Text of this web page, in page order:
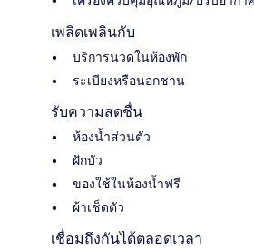
เพลิดเพลินกับ
บริการนวดในห้องพัก
ระเบียงหรือนอกชาน
รับความสดชื่น
ห้องน้ำส่วนตัว
ฝักบัว
ของใช้ในห้องน้ำฟรี
ผ้าเช็ดตัว
เชื่อมถึงกันได้ตลอดเวลา